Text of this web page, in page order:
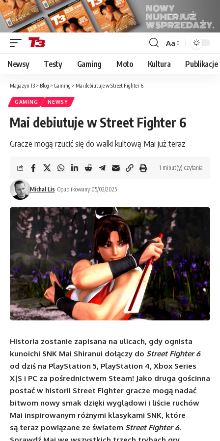
Font
Resizer
Aa
Newsy Testy Gaming Moto Kultura Publikacje
Magazyn T3 > Blog > Gaming > Mai debiutuje w Street Fighter 6
GAMING NEWSY
Mai debiutuje w Street Fighter 6
Gracze mogą rzucić się do walki kultową Mai już teraz
Michał Lis Opublikowany 05/02/2025
1 minut(y) czytania
Historia zostanie zapisana na ulicach, gdy ognista
kunoichi SNK Mai Shiranui dołączy do Street Fighter 6
od dziś na PlayStation 5, PlayStation 4, Xbox Series
X|S i PC za pośrednictwem Steam! Jako druga gościnna
postać w historii Street Fighter gracze mogą nadać
bitwom nowy smak dzięki wyglądowi i liście ruchów
Mai inspirowanym różnymi klasykami SNK, które
są teraz powiązane ze światem Street Fighter 6.